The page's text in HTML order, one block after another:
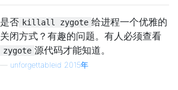
是否 killall zygote 给进程一个优雅的
关闭方式？有趣的问题。有人必须查看
zygote 源代码才能知道。
unforgettableid 2015年